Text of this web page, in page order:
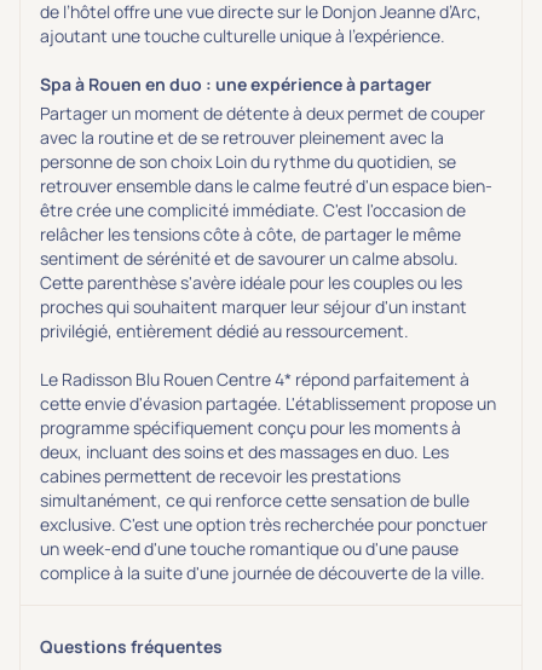
de l’hôtel offre une vue directe sur le Donjon Jeanne d’Arc,
ajoutant une touche culturelle unique à l'expérience.
Spa à Rouen en duo : une expérience à partager
Partager un moment de détente à deux permet de couper
avec la routine et de se retrouver pleinement avec la
personne de son choix Loin du rythme du quotidien, se
retrouver ensemble dans le calme feutré d'un espace bien-
être crée une complicité immédiate. C'est l'occasion de
relâcher les tensions côte à côte, de partager le même
sentiment de sérénité et de savourer un calme absolu.
Cette parenthèse s'avère idéale pour les couples ou les
proches qui souhaitent marquer leur séjour d'un instant
privilégié, entièrement dédié au ressourcement.
Le Radisson Blu Rouen Centre 4* répond parfaitement à
cette envie d'évasion partagée. L'établissement propose un
programme spécifiquement conçu pour les moments à
deux, incluant des soins et des massages en duo. Les
cabines permettent de recevoir les prestations
simultanément, ce qui renforce cette sensation de bulle
exclusive. C'est une option très recherchée pour ponctuer
un week-end d'une touche romantique ou d'une pause
complice à la suite d'une journée de découverte de la ville.
Questions fréquentes